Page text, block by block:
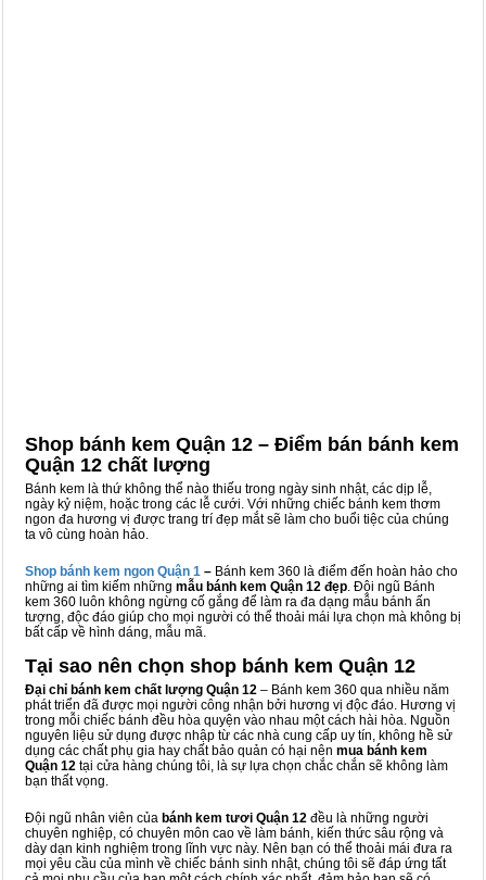
Shop bánh kem Quận 12 – Điểm bán bánh kem
Quận 12 chất lượng
Bánh kem là thứ không thể nào thiếu trong ngày sinh nhật, các dịp lễ,
ngày kỷ niệm, hoặc trong các lễ cưới. Với những chiếc bánh kem thơm
ngon đa hương vị được trang trí đẹp mắt sẽ làm cho buổi tiệc của chúng
ta vô cùng hoàn hảo.
Shop bánh kem ngon Quận 1 – Bánh kem 360 là điểm đến hoàn hảo cho
những ai tìm kiếm những mẫu bánh kem Quận 12 đẹp. Đội ngũ Bánh
kem 360 luôn không ngừng cố gắng để làm ra đa dạng mẫu bánh ấn
tượng, độc đáo giúp cho mọi người có thể thoải mái lựa chọn mà không bị
bất cấp về hình dáng, mẫu mã.
Tại sao nên chọn shop bánh kem Quận 12
Đại chỉ bánh kem chất lượng Quận 12 – Bánh kem 360 qua nhiều năm
phát triển đã được mọi người công nhận bởi hương vị độc đáo. Hương vị
trong mỗi chiếc bánh đều hòa quyện vào nhau một cách hài hòa. Nguồn
nguyên liệu sử dụng được nhập từ các nhà cung cấp uy tín, không hề sử
dụng các chất phụ gia hay chất bảo quản có hại nên mua bánh kem
Quận 12 tại cửa hàng chúng tôi, là sự lựa chọn chắc chắn sẽ không làm
bạn thất vọng.
Đội ngũ nhân viên của bánh kem tươi Quận 12 đều là những người
chuyên nghiệp, có chuyên môn cao về làm bánh, kiến thức sâu rộng và
dày dạn kinh nghiệm trong lĩnh vực này. Nên bạn có thể thoải mái đưa ra
mọi yêu cầu của mình về chiếc bánh sinh nhật, chúng tôi sẽ đáp ứng tất